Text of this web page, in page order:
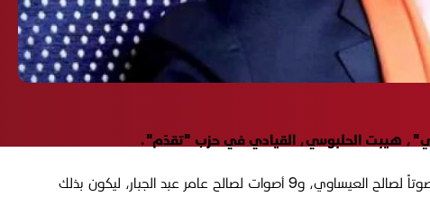
وشارك بالتصويت 309 نواب، والذي بدأ في وقت سابق اليوم تحت قبّة البرلمان، ليصوت 208 نوّاب لصالح هيبت الحلبوسي، مقابل 66 صوتاً لصالح العيساوي، و9 أصوات لصالح عامر عبد الجبار، ليكون بذلك